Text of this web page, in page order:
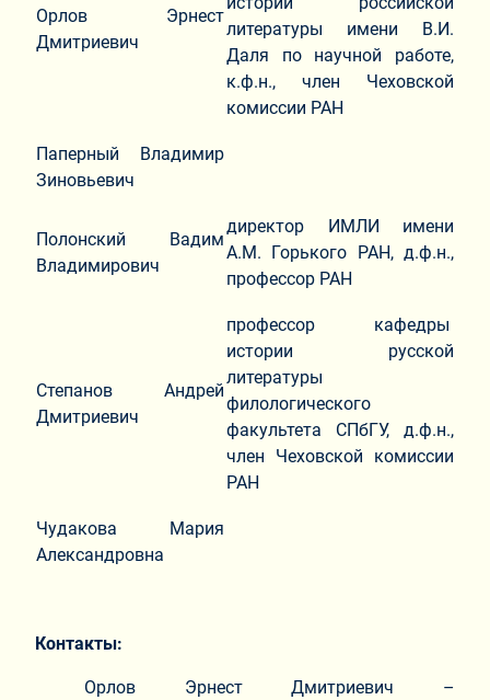
Орлов Эрнест
Дмитриевич
литературы имени В.И.
Даля по научной работе,
к.ф.н., член Чеховской
комиссии РАН
Паперный Владимир
Зиновьевич
Полонский Вадим
Владимирович
директор ИМЛИ имени
А.М. Горького РАН, д.ф.н.,
профессор РАН
Степанов Андрей
Дмитриевич
профессор кафедры
истории русской
литературы
филологического
факультета СПбГУ, д.ф.н.,
член Чеховской комиссии
РАН
Чудакова Мария
Александровна
Контакты:
Орлов Эрнест Дмитриевич –